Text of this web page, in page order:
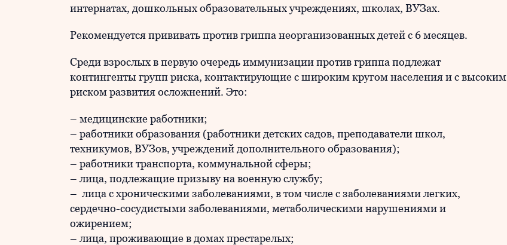
интернатах, дошкольных образовательных учреждениях, школах, ВУЗах.
Рекомендуется прививать против гриппа неорганизованных детей с 6 месяцев.
Среди взрослых в первую очередь иммунизации против гриппа подлежат
контингенты групп риска, контактирующие с широким кругом населения и с высоким
риском развития осложнений. Это:
– медицинские работники;
– работники образования (работники детских садов, преподаватели школ,
техникумов, ВУЗов, учреждений дополнительного образования);
– работники транспорта, коммунальной сферы;
– лица, подлежащие призыву на военную службу;
– лица с хроническими заболеваниями, в том числе с заболеваниями легких,
сердечно-сосудистыми заболеваниями, метаболическими нарушениями и
ожирением;
– лица, проживающие в домах престарелых;